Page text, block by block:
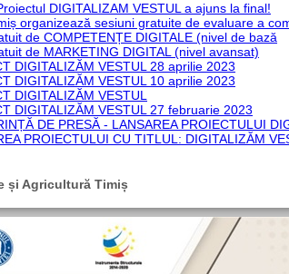
DIGITALIZAM VESTUL a ajuns la final!
organizează sesiuni gratuite de evaluare a
de COMPETENȚE DIGITALE (nivel de bază
de MARKETING DIGITAL (nivel avansat)
DIGITALIZĂM VESTUL 28 aprilie 2023
DIGITALIZĂM VESTUL 10 aprilie 2023
DIGITALIZĂM VESTUL
DIGITALIZĂM VESTUL 27 februarie 2023
DE PRESĂ - LANSAREA PROIECTULUI
PROIECTULUI CU TITLUL: DIGITALIZĂM
și Agricultură Timiș